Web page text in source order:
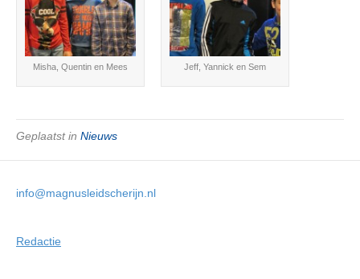
Misha, Quentin en Mees Jeff, Yannick en Sem
Geplaatst in Nieuws
info@magnusleidscherijn.nl
Redactie